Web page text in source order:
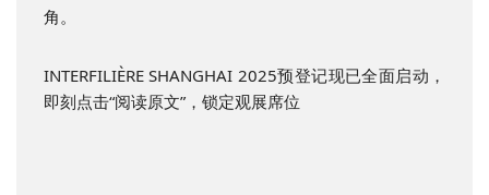
角。
INTERFILIÈRE SHANGHAI 2025预登记现已全面启动，
即刻点击“阅读原文”，锁定观展席位